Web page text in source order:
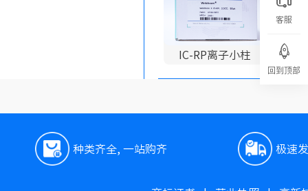
IC-RP离子小柱
种类齐全, 一站购齐 极速
客服
回到顶部